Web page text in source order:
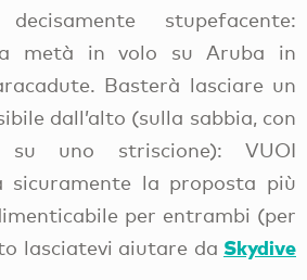
stupefacente:
metà in volo su Aruba in
Basterà lasciare un
dall’alto (sulla sabbia, con
uno striscione): VUOI
sicuramente la proposta più
per entrambi (per
lasciatevi aiutare da Skydive